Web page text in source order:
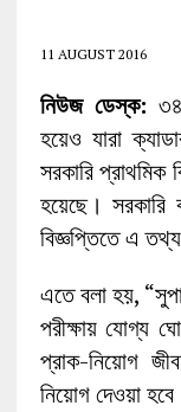
11 AUGUST 2016
নিউজ ডেস্ক:
হয়েও যারা
সরকারি প্রাথমিক
হয়েছে। সরকারি
বিজ্ঞপ্তিতে এ
এতে বলা হয়,
পরীক্ষায় যোগ্য
প্রাক-নিয়োগ
নিয়োগ দেওয়া